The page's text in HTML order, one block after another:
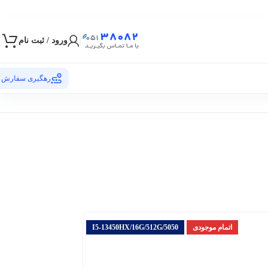
ورود / ثبت نام
رهگیری سفارش
اتمام موجودی I5-13450HX/16G/512G/5050